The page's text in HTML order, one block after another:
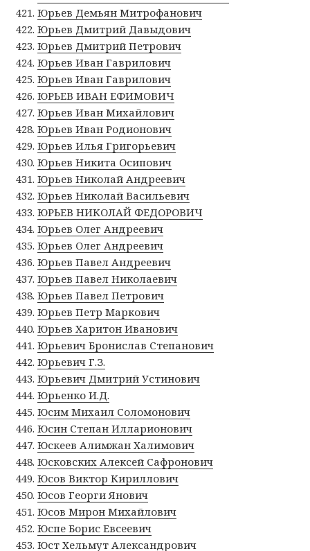
Юрьев Демьян Митрофанович
Юрьев Дмитрий Давыдович
Юрьев Дмитрий Петрович
Юрьев Иван Гаврилович
Юрьев Иван Гаврилович
ЮРЬЕВ ИВАН ЕФИМОВИЧ
Юрьев Иван Михайлович
Юрьев Иван Родионович
Юрьев Илья Григорьевич
Юрьев Никита Осипович
Юрьев Николай Андреевич
Юрьев Николай Васильевич
ЮРЬЕВ НИКОЛАЙ ФЕДОРОВИЧ
Юрьев Олег Андреевич
Юрьев Олег Андреевич
Юрьев Павел Андреевич
Юрьев Павел Николаевич
Юрьев Павел Петрович
Юрьев Петр Маркович
Юрьев Харитон Иванович
Юрьевич Бронислав Степанович
Юрьевич Г.З.
Юрьевич Дмитрий Устинович
Юрьенко И.Д.
Юсим Михаил Соломонович
Юсин Степан Илларионович
Юскеев Алимжан Халимович
Юсковских Алексей Сафронович
Юсов Виктор Кириллович
Юсов Георги Янович
Юсов Мирон Михайлович
Юспе Борис Евсеевич
Юст Хельмут Александрович